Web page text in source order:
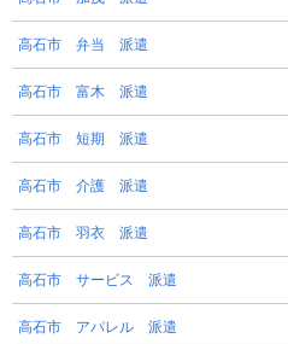
高石市 弁当 派遣
高石市 富木 派遣
高石市 短期 派遣
高石市 介護 派遣
高石市 羽衣 派遣
高石市 サービス 派遣
高石市 アパレル 派遣